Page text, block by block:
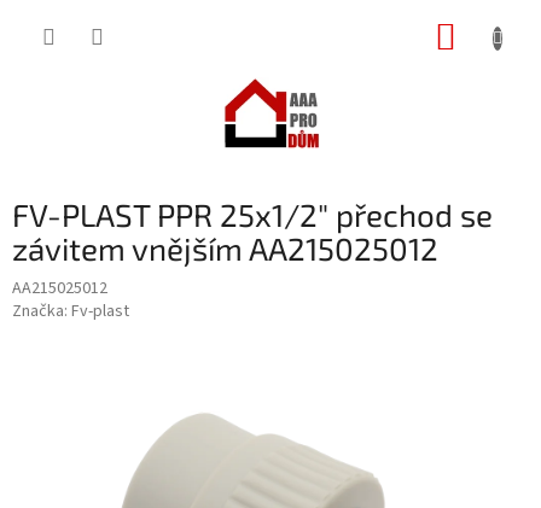
FV-PLAST PPR 25x1/2" přechod se
závitem vnějším AA215025012
AA215025012
Značka: Fv-plast